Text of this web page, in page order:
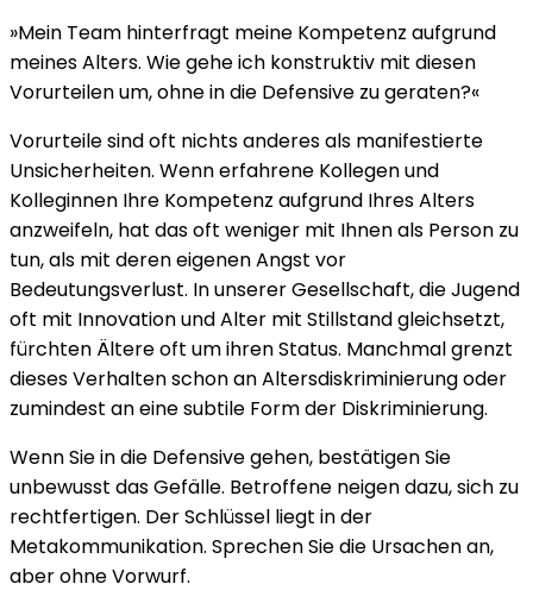
»Mein Team hinterfragt meine Kompetenz aufgrund
meines Alters. Wie gehe ich konstruktiv mit diesen
Vorurteilen um, ohne in die Defensive zu geraten?«
Vorurteile sind oft nichts anderes als manifestierte
Unsicherheiten. Wenn erfahrene Kollegen und
Kolleginnen Ihre Kompetenz aufgrund Ihres Alters
anzweifeln, hat das oft weniger mit Ihnen als Person zu
tun, als mit deren eigenen Angst vor
Bedeutungsverlust. In unserer Gesellschaft, die Jugend
oft mit Innovation und Alter mit Stillstand gleichsetzt,
fürchten Ältere oft um ihren Status. Manchmal grenzt
dieses Verhalten schon an Altersdiskriminierung oder
zumindest an eine subtile Form der Diskriminierung.
Wenn Sie in die Defensive gehen, bestätigen Sie
unbewusst das Gefälle. Betroffene neigen dazu, sich zu
rechtfertigen. Der Schlüssel liegt in der
Metakommunikation. Sprechen Sie die Ursachen an,
aber ohne Vorwurf.